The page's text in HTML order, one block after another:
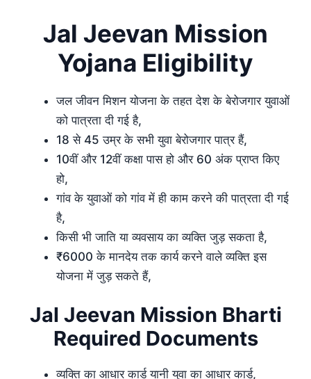
Jal Jeevan Mission
Yojana Eligibility
जल जीवन मिशन योजना के तहत देश के बेरोजगार युवाओं
को पात्रता दी गई है,
18 से 45 उम्र के सभी युवा बेरोजगार पात्र हैं,
10वीं और 12वीं कक्षा पास हो और 60 अंक प्राप्त किए
हो,
गांव के युवाओं को गांव में ही काम करने की पात्रता दी गई
है,
किसी भी जाति या व्यवसाय का व्यक्ति जुड़ सकता है,
₹6000 के मानदेय तक कार्य करने वाले व्यक्ति इस
योजना में जुड़ सकते हैं,
Jal Jeevan Mission Bharti
Required Documents
व्यक्ति का आधार कार्ड यानी युवा का आधार कार्ड,